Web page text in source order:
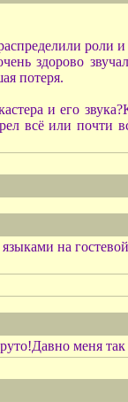
роли
здорово
потеря.
и его
всё или почти
на
меня